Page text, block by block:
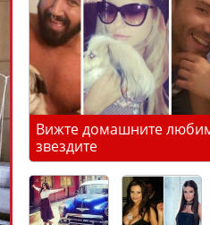
Вижте домашните
звездите